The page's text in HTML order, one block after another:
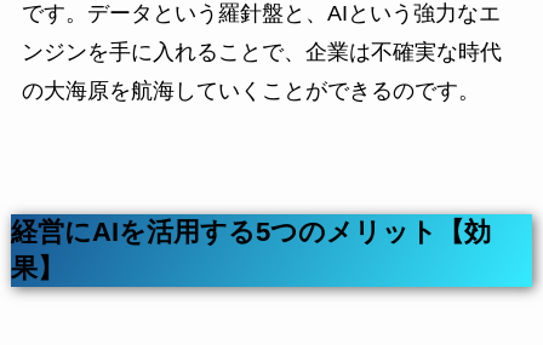
です。データという羅針盤と、AIという強力なエ
ンジンを手に入れることで、企業は不確実な時代
の大海原を航海していくことができるのです。
経営にAIを活用する5つのメリット【効
果】